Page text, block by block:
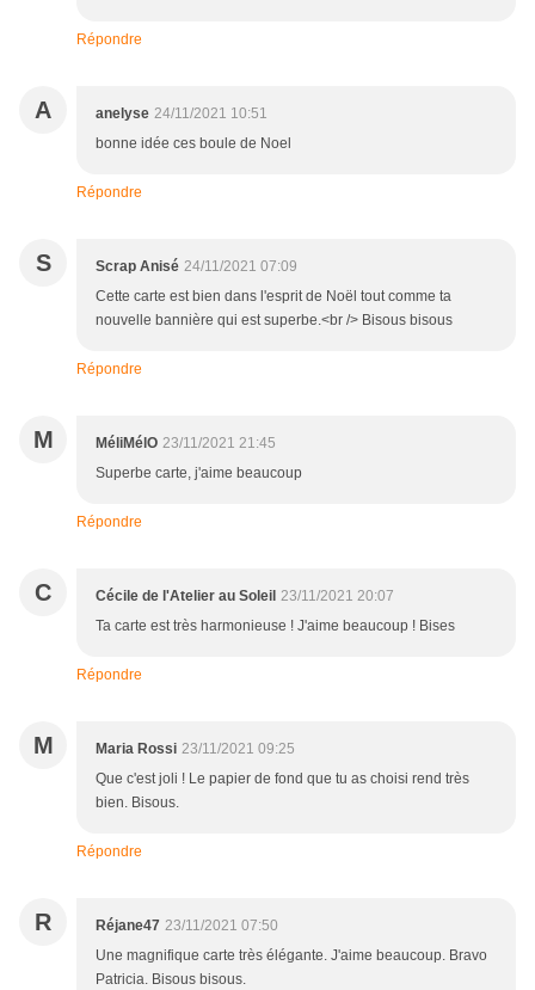
Répondre
A anelyse 24/11/2021 10:51
bonne idée ces boule de Noel
Répondre
S Scrap Anisé 24/11/2021 07:09
Cette carte est bien dans l'esprit de Noël tout comme ta
nouvelle bannière qui est superbe.<br /> Bisous bisous
Répondre
M MéliMélO 23/11/2021 21:45
Superbe carte, j'aime beaucoup
Répondre
C Cécile de l'Atelier au Soleil 23/11/2021 20:07
Ta carte est très harmonieuse ! J'aime beaucoup ! Bises
Répondre
M Maria Rossi 23/11/2021 09:25
Que c'est joli ! Le papier de fond que tu as choisi rend très
bien. Bisous.
Répondre
R Réjane47 23/11/2021 07:50
Une magnifique carte très élégante. J'aime beaucoup. Bravo
Patricia. Bisous bisous.